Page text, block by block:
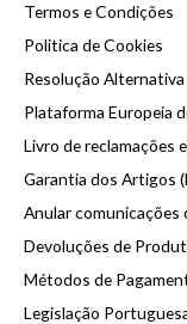
Cabos de alimentação
Colunas para rádio CB
Conectores RF
Adaptadores RF
Conector RF UHF/
Fontes de
Medidores Onda
Termos e Condições
Politica de Cookies
Resolução
Plataforma Europeia
Livro de reclamações
Garantia dos Artigos
Anular
Devoluções de
Métodos de
Legislação